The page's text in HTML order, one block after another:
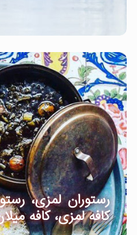
رستوران لمزی،
کافه لمزی، کافه